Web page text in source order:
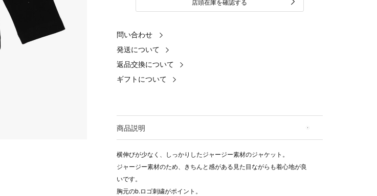
店頭在庫を確認する
問い合わせ
発送について
返品交換について
ギフトについて
商品説明
横伸びが少なく、しっかりしたジャージー素材のジャケット。
ジャージー素材のため、きちんと感がある見た目ながらも着心地が良
いです。
胸元のb.ロゴ刺繍がポイント。